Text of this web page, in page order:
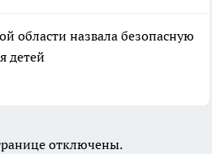
области назвала безопасную
детей
отключены.